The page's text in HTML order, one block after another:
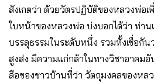
สังเกตว่า ด้วยวัตรปฏิบัติของหลวงพ่อ
ใบหน้าของหลวงพ่อ บ่งบอกได้ว่า ท่า
บรรลุธรรมในระดับหนึ่ง รวมทั้งเชื่อกั
สูงส่ง มีความแก่กล้าในทางวิชาอาคมอั
ลือของชาวบ้านที่ว่า วัตถุมงคลของหล